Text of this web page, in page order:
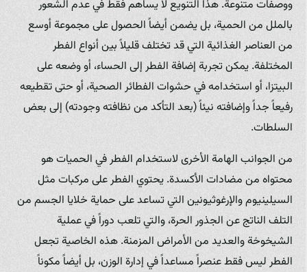
ووصفات متنوعة. هذا التنويع لا يساهم فقط في عدم الشعور
بالملل من الحمية، بل يضمن أيضاً الحصول على مجموعة أوسع
من العناصر الغذائية التي قد تختلف قليلاً بين أنواع الفطر
المختلفة. يمكن تجربة إضافة الفطر إلى الحساء، أو وضعه على
البيتزا، أو استخدامه في حشوات الفطائر الصحية، أو حتى تقطيعه
رفيعاً جداً وإضافته نيئاً (بعد التأكد من نظافته وجودته) إلى بعض
السلطات.
من الجوانب الهامة الأخرى لاستخدام الفطر في الحميات هو
محتواه من مضادات الأكسدة. يحتوي الفطر على مركبات مثل
السيلينيوم والإرغوثيونين التي تساعد على حماية خلايا الجسم من
التلف الناتج عن الجذور الحرة، والتي تلعب دوراً في عملية
الشيخوخة والعديد من الأمراض المزمنة. هذه الخاصية تجعل
الفطر ليس فقط عنصراً مساعداً في إدارة الوزن، بل أيضاً مكوناً